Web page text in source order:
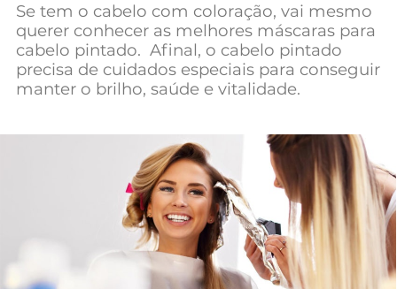
Tecnologia
Negócios
Mundial 2026
Se tem o cabelo com coloração, vai mesmo
querer conhecer as melhores máscaras para
cabelo pintado. Afinal, o cabelo pintado
precisa de cuidados especiais para conseguir
manter o brilho, saúde e vitalidade.